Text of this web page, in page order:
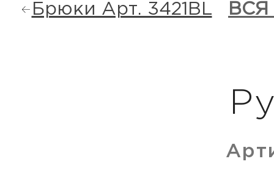
Брюки Арт. 3421BL